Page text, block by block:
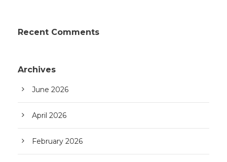
Recent Comments
Archives
June 2026
April 2026
February 2026